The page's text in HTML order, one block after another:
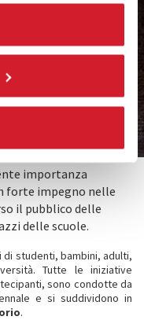
UNIVERSITÀ
importanza
forte impegno nelle
il pubblico delle
delle scuole.
di studenti, bambini, adulti,
Tutte le iniziative
sono condotte da
e si suddividono in
.